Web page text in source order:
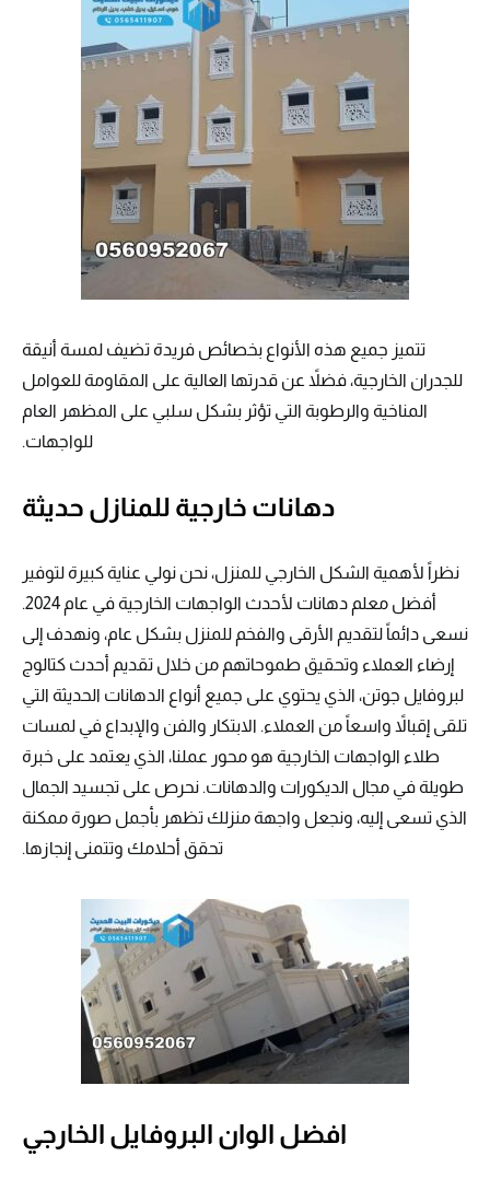
تتميز جميع هذه الأنواع بخصائص فريدة تضيف لمسة أنيقة
للجدران الخارجية، فضلاً عن قدرتها العالية على المقاومة للعوامل
المناخية والرطوبة التي تؤثر بشكل سلبي على المظهر العام
للواجهات.
دهانات خارجية للمنازل حديثة
نظراً لأهمية الشكل الخارجي للمنزل، نحن نولي عناية كبيرة لتوفير
أفضل معلم دهانات لأحدث الواجهات الخارجية في عام 2024.
نسعى دائماً لتقديم الأرقى والفخم للمنزل بشكل عام، ونهدف إلى
إرضاء العملاء وتحقيق طموحاتهم من خلال تقديم أحدث كتالوج
لبروفايل جوتن، الذي يحتوي على جميع أنواع الدهانات الحديثة التي
تلقى إقبالاً واسعاً من العملاء. الابتكار والفن والإبداع في لمسات
طلاء الواجهات الخارجية هو محور عملنا، الذي يعتمد على خبرة
طويلة في مجال الديكورات والدهانات. نحرص على تجسيد الجمال
الذي تسعى إليه، ونجعل واجهة منزلك تظهر بأجمل صورة ممكنة
تحقق أحلامك وتتمنى إنجازها.
افضل الوان البروفايل الخارجي